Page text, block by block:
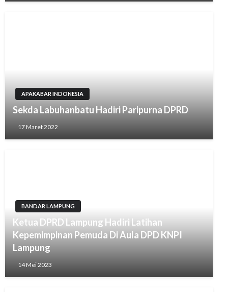
APAKABAR INDONESIA
Sekda Labuhanbatu Hadiri Paripurna DPRD
17 Maret 2022
BANDAR LAMPUNG
Ketua DPRD Lampung Hadiri Latihan
Kepemimpinan Pemuda Di Aula DPD KNPI
Lampung
14 Mei 2023